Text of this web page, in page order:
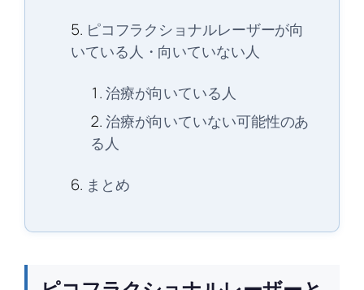
ピコフラクショナルレーザーが向
いている人・向いていない人
治療が向いている人
治療が向いていない可能性のあ
る人
まとめ